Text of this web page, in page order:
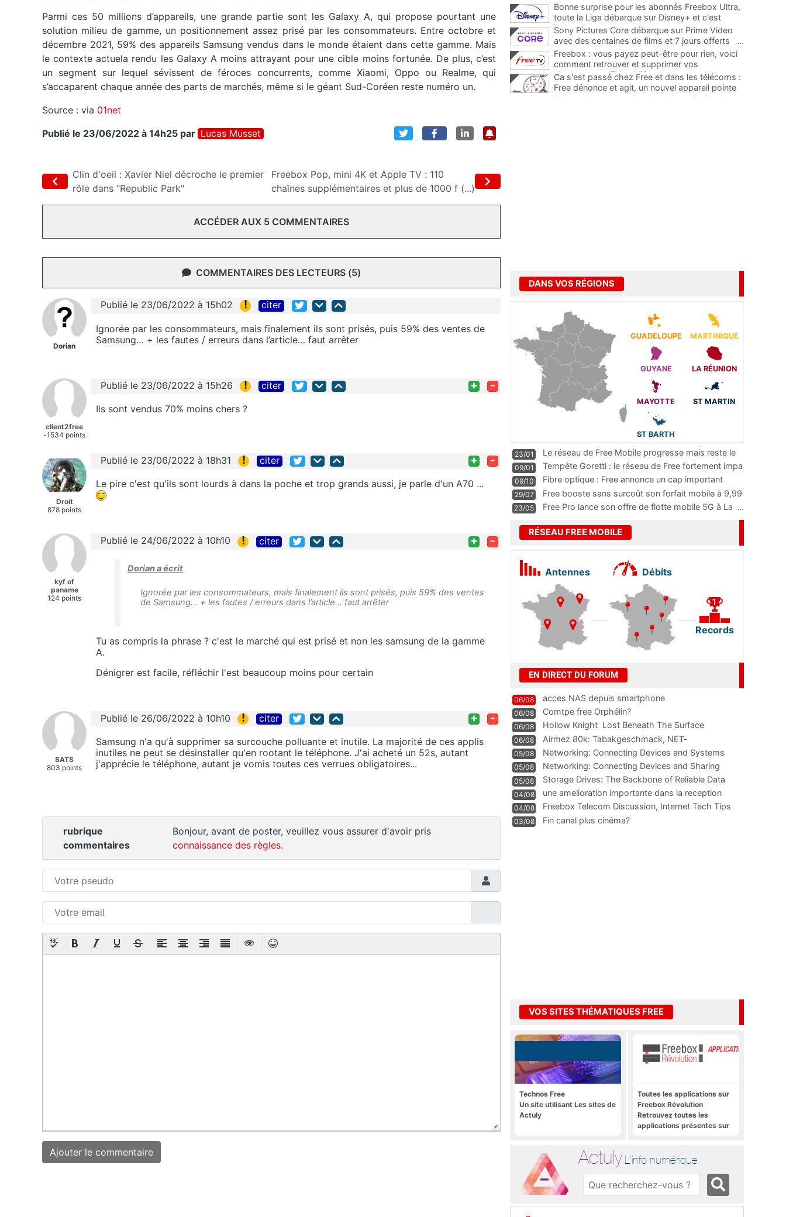
Parmi ces 50 millions d’appareils, une grande partie sont les Galaxy A, qui propose pourtant une
solution milieu de gamme, un positionnement assez prisé par les consommateurs. Entre octobre et
décembre 2021, 59% des appareils Samsung vendus dans le monde étaient dans cette gamme. Mais
le contexte actuela rendu les Galaxy A moins attrayant pour une cible moins fortunée. De plus, c’est
un segment sur lequel sévissent de féroces concurrents, comme Xiaomi, Oppo ou Realme, qui
s’accaparent chaque année des parts de marchés, même si le géant Sud-Coréen reste numéro un.
Source : via 01net
Publié le 23/06/2022 à 14h25 par Lucas Musset
Clin d'oeil : Xavier Niel décroche le premier
rôle dans "Republic Park"
Freebox Pop, mini 4K et Apple TV : 110
chaînes supplémentaires et plus de 1000 f (...)
ACCÉDER AUX 5 COMMENTAIRES
COMMENTAIRES DES LECTEURS (5)
Dorian
Publié le 23/06/2022 à 15h02 ! citer
Ignorée par les consommateurs, mais finalement ils sont prisés, puis 59% des ventes de
Samsung… + les fautes / erreurs dans l’article… faut arrêter
client2free
-1534 points
Publié le 23/06/2022 à 15h26 ! citer + -
Ils sont vendus 70% moins chers ?
Droit
878 points
Publié le 23/06/2022 à 18h31 ! citer + -
Le pire c'est qu'ils sont lourds à dans la poche et trop grands aussi, je parle d'un A70 ...
kyf of
paname
124 points
Publié le 24/06/2022 à 10h10 ! citer + -
Dorian a écrit
Ignorée par les consommateurs, mais finalement ils sont prisés, puis 59% des ventes
de Samsung… + les fautes / erreurs dans l’article… faut arrêter
Tu as compris la phrase ? c'est le marché qui est prisé et non les samsung de la gamme
A.
Dénigrer est facile, réfléchir l'est beaucoup moins pour certain
SATS
803 points
Publié le 26/06/2022 à 10h10 ! citer + -
Samsung n'a qu'à supprimer sa surcouche polluante et inutile. La majorité de ces applis
inutiles ne peut se désinstaller qu'en rootant le téléphone. J'ai acheté un 52s, autant
j'apprécie le téléphone, autant je vomis toutes ces verrues obligatoires...
rubrique
commentaires
Bonjour, avant de poster, veuillez vous assurer d'avoir pris
connaissance des règles.
Bonne surprise pour les abonnés Freebox Ultra,
toute la Liga débarque sur Disney+ et c'est
inclus
Sony Pictures Core débarque sur Prime Video
avec des centaines de films et 7 jours offerts
...
Freebox : vous payez peut-être pour rien, voici
comment retrouver et supprimer vos
abonnements TV oubliés
...
Ca s'est passé chez Free et dans les télécoms :
Free dénonce et agit, un nouvel appareil pointe
le bout de son nez chez des abonnés Freebox...
DANS VOS RÉGIONS
GUADELOUPE MARTINIQUE
GUYANE LA RÉUNION
MAYOTTE ST MARTIN
ST BARTH
23/01
Le réseau de Free Mobile progresse mais reste le
m
...
09/01
Tempête Goretti : le réseau de Free fortement impa
09/10
Fibre optique : Free annonce un cap important
pass
...
29/07
Free booste sans surcoût son forfait mobile à 9,99
23/05 Free Pro lance son offre de flotte mobile 5G à La ...
RÉSEAU FREE MOBILE
Antennes Débits
Records
EN DIRECT DU FORUM
06/08 acces NAS depuis smartphone
06/08 Comtpe free Orphélin?
06/08 Hollow Knight  Lost Beneath The Surface
06/08
Airmez 80k: Tabakgeschmack, NET-
Technologie und Leistung im
05/08 Networking: Connecting Devices and Systems
05/08
Networking: Connecting Devices and Sharing
Information
05/08
Storage Drives: The Backbone of Reliable Data
Management
04/08
une amelioration importante dans la reception
WIFI
04/08
Freebox Telecom Discussion, Internet Tech Tips
Communi
03/08 Fin canal plus cinéma?
VOS SITES THÉMATIQUES FREE
Technos Free
Un site utilisant Les sites de
Actuly
Toutes les applications sur
Freebox Révolution
Retrouvez toutes les
applications présentes sur
Actuly L'info numérique